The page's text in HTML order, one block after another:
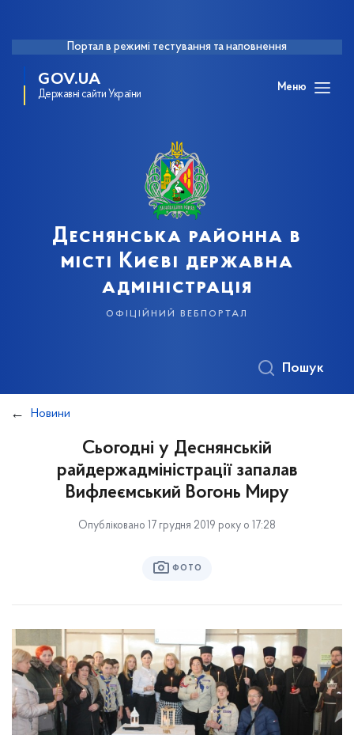
Портал в режимі тестування та наповнення
GOV.UA
Державні сайти України
Меню
Деснянська районна в
місті Києві державна
адміністрація
офіційний вебпортал
Пошук
Новини
Сьогодні у Деснянській
райдержадміністрації запалав
Вифлеємський Вогонь Миру
Опубліковано 17 грудня 2019 року о 17:28
ФОТО